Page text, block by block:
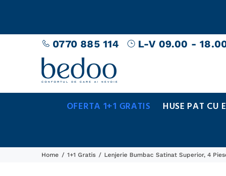
0770 885 114 L-V 09.00 -
OFERTA 1+1 GRATIS HUSE PAT CU
Home 1+1 Gratis Lenjerie Bumbac Satinat Superior, 4